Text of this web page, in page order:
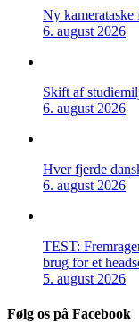
Ny
6. august 2026
Skift af
6. august 2026
Hver fjerde
6. august 2026
TEST:
brug for et
5. august 2026
Følg os på Facebook